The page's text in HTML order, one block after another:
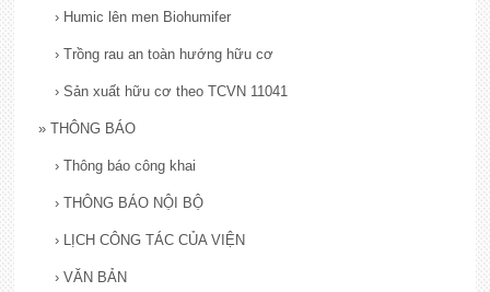
› Humic lên men Biohumifer
› Trồng rau an toàn hướng hữu cơ
› Sản xuất hữu cơ theo TCVN 11041
» THÔNG BÁO
› Thông báo công khai
› THÔNG BÁO NỘI BỘ
› LỊCH CÔNG TÁC CỦA VIỆN
› VĂN BẢN